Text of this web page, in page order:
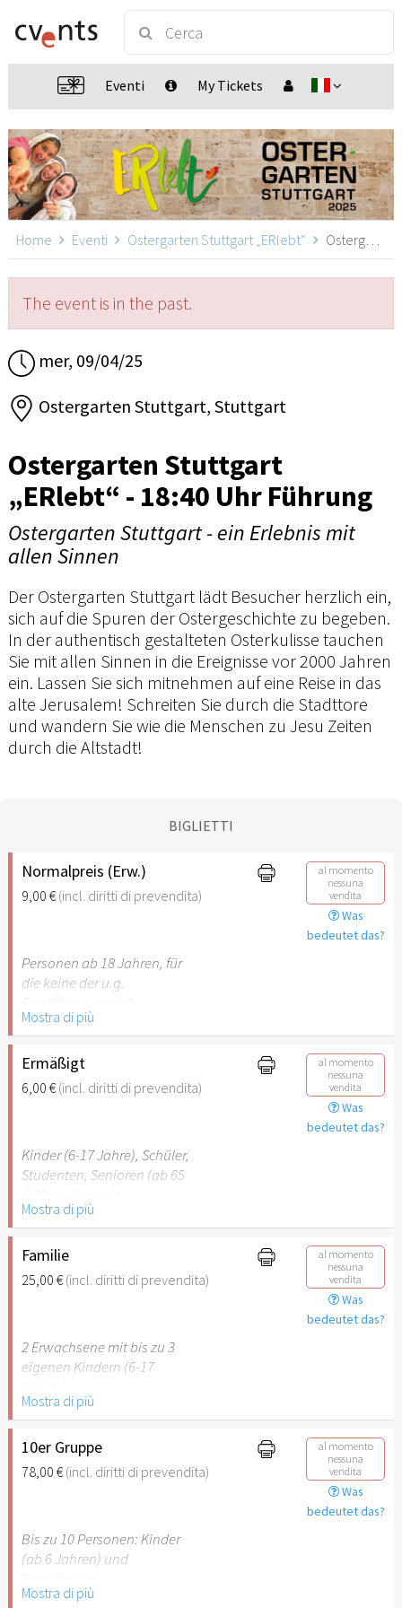
Eventi My Tickets
Home Eventi Ostergarten Stuttgart „ERlebt“ Ostergarten Stuttgart „ERlebt“ - 18:40 Uhr Führung, Stuttgart
The event is in the past.
mer, 09/04/25
Ostergarten Stuttgart, Stuttgart
Ostergarten Stuttgart
„ERlebt“ - 18:40 Uhr Führung
Ostergarten Stuttgart - ein Erlebnis mit
allen Sinnen
Der Ostergarten Stuttgart lädt Besucher herzlich ein,
sich auf die Spuren der Ostergeschichte zu begeben.
In der authentisch gestalteten Osterkulisse tauchen
Sie mit allen Sinnen in die Ereignisse vor 2000 Jahren
ein. Lassen Sie sich mitnehmen auf eine Reise in das
alte Jerusalem! Schreiten Sie durch die Stadttore
und wandern Sie wie die Menschen zu Jesu Zeiten
durch die Altstadt!
BIGLIETTI
Normalpreis (Erw.)
9,00 €(incl. diritti di prevendita)
al momento
nessuna
vendita
Was
bedeutet das?
Personen ab 18 Jahren, für
die keine der u.g.
Mostra di più
Ermäßigt
6,00 €(incl. diritti di prevendita)
al momento
nessuna
vendita
Was
bedeutet das?
Kinder (6-17 Jahre), Schüler,
Studenten, Senioren (ab 65
Behinderung (ab 50%),
Begleitperson. Der jeweilige
Ausweis ist beim Einlass
vorzulegen.
Stuttgart nicht
empfehlenswert.
Mostra di più
Familie
25,00 €(incl. diritti di prevendita)
al momento
nessuna
vendita
Was
bedeutet das?
2 Erwachsene mit bis zu 3
eigenen Kindern (6-17
Hinweis: Für Kinder unter 6
Jahren ist der Ostergarten
Stuttgart nicht
empfehlenswert.
Mostra di più
10er Gruppe
78,00 €(incl. diritti di prevendita)
al momento
nessuna
vendita
Was
bedeutet das?
Bis zu 10 Personen: Kinder
(ab 6 Jahren) und
Mostra di più